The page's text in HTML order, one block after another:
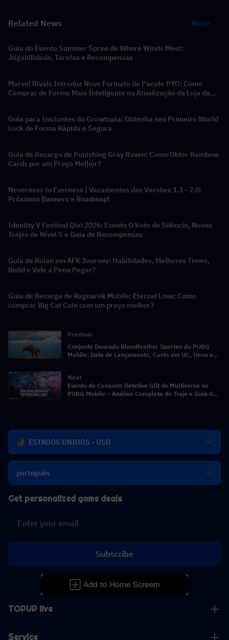
Related News More
Guia do Evento Summer Spree de Where Winds Meet:
Jogabilidade, Tarefas e Recompensas
Marvel Rivals Introduz Novo Formato de Pacote PYO: Como
Comprar de Forma Mais Inteligente na Atualização da Loja da
Guia para Iniciantes do Growtopia: Obtenha seu Primeiro World
Lock de Forma Rápida e Segura
Guia de Recarga de Punishing Gray Raven: Como Obter Rainbow
Cards por um Preço Melhor?
Neverness to Everness | Vazamentos das Versões 1.3 - 2.0:
Próximos Banners e Roadmap!
Identity V Festival Qixi 2026: Evento O Voto de Silêncio, Novos
Trajes de Nível S e Guia de Recompensas
Guia de Rolan em AFK Journey: Habilidades, Melhores Times,
Build e Vale a Pena Pegar?
Guia de Recarga de Ragnarok Mobile: Eternal Love: Como
comprar Big Cat Coin com um preço melhor?
Previous
Conjunto Dourado Bloodfeather Spartan do PUBG
Mobile: Data de Lançamento, Custo em UC, Itens e
Next
Evento do Conjunto Detetive Glit do Multiverso no
PUBG Mobile – Análise Completa do Traje e Guia do
ESTADOS UNIDOS - USD
português
TOPUP live
Service
Get personalized game deals
Subscribe